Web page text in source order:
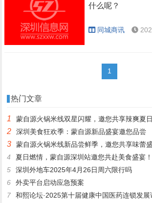
什么呢？
同城商讯
1
热门文章
1 蒙自源火锅米线双星闪耀，邀您共享辣爽夏
2 深圳美食狂欢季：蒙自源新品盛宴邀您品尝
3
蒙自源火锅米线新品尝鲜季，邀您共享味蕾盛
4
夏日燃情，蒙自源深圳站邀您共赴美食盛宴！
5
深圳外地车2025年4月26日周六限行吗
6
外卖平台启动应急预案
7
和熙论坛·2025第十届健康中国医药连锁发